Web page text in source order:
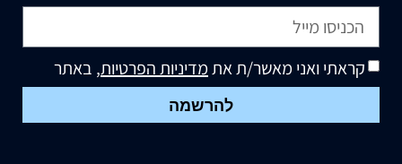
קראתי ואני מאשר/ת אתמדיניות הפרטיות, באתר
להרשמה